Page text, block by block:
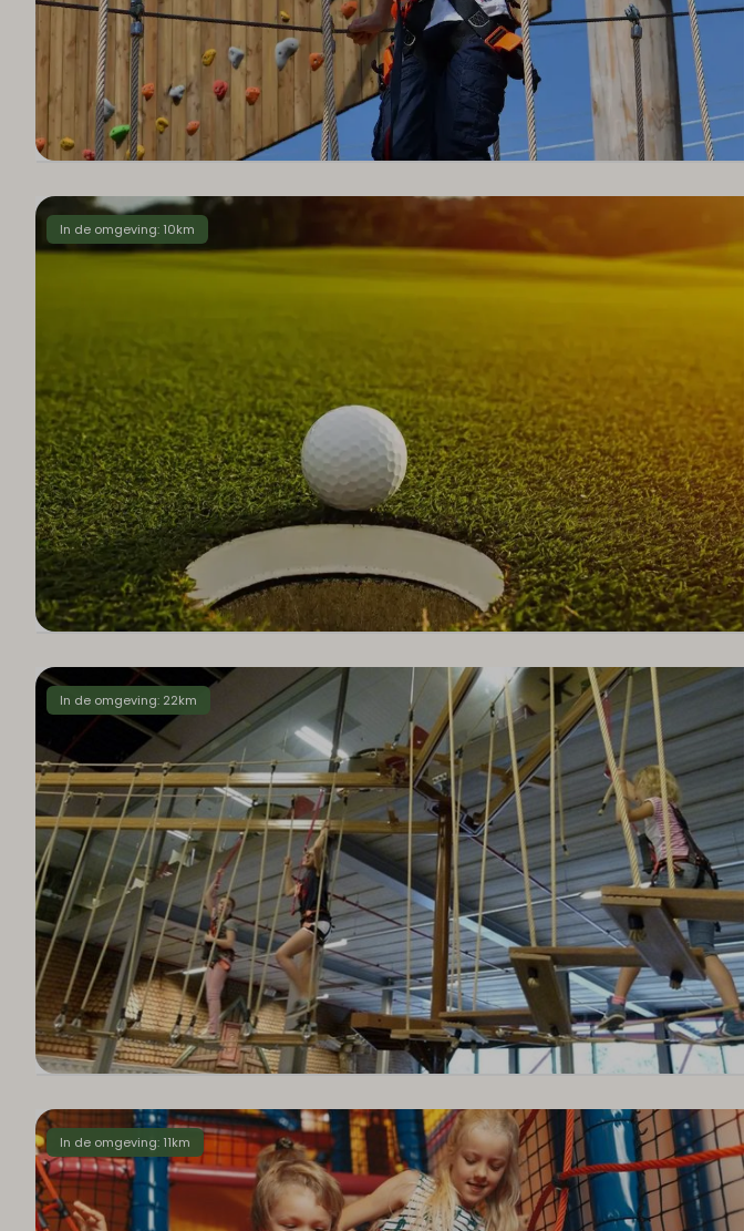
In de omgeving: 10km
In de omgeving: 22km
In de omgeving: 11km